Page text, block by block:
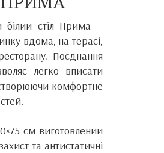
білий стіл Прима —
вдома, на терасі,
Поєднання
легко вписати
створюючи комфортне
см виготовлений
та антистатичні